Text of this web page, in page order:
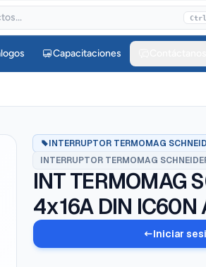
Ctrl
Capacitaciones
INTERRUPTOR TERMOMAG
INTERRUPTOR TERMOMAG
INT TERMOMAG
4x16A DIN IC60N
Iniciar